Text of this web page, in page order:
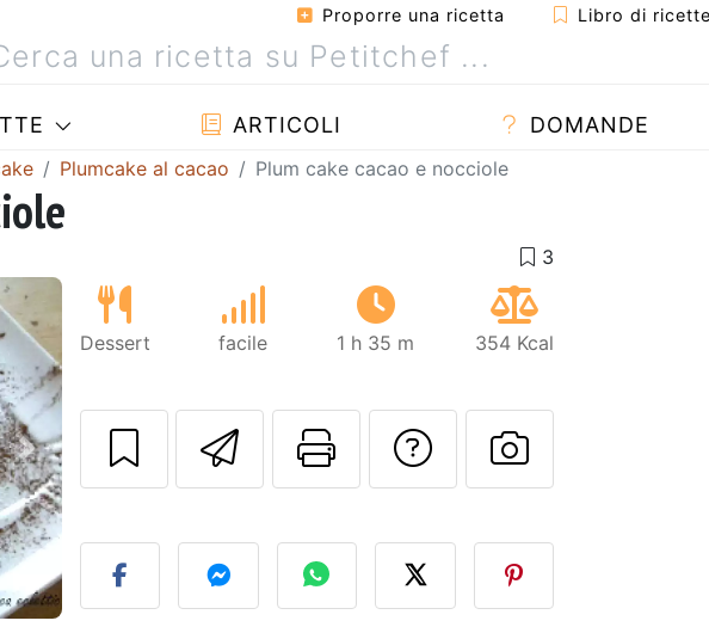
Proporre una ricetta Libro di ricette
ARTICOLI DOMANDE
Plumcake al cacao Plum cake cacao e nocciole
Prossimo
Dessert facile 1 h 35 m 354 Kcal
Invia questa ricetta ad un
Stampa la ricetta
Contatta
Pubblica